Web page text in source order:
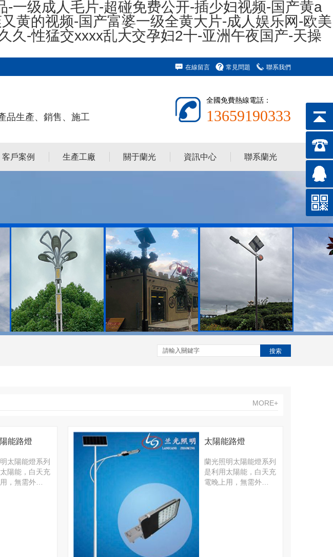
一级成人毛片-超碰免费公开-插少妇视频-国产黄a
黄的视频-国产富婆一级全黄大片-成人娱乐网-欧美
久-性猛交xxxx乱大交孕妇2十-亚洲午夜国产-天操
在線留言 常見問題 聯系我們
品生產、銷售、施工
全國免費熱線電話：
13659190333
客戶案例 生產工廠 關于蘭光 資訊中心 聯系蘭光
搜索
MORE+
能路燈
太陽能燈系列
陽能，白天充
，無需外…
太陽能路燈
蘭光照明太陽能燈系列
是利用太陽能，白天充
電晚上用，無需外…